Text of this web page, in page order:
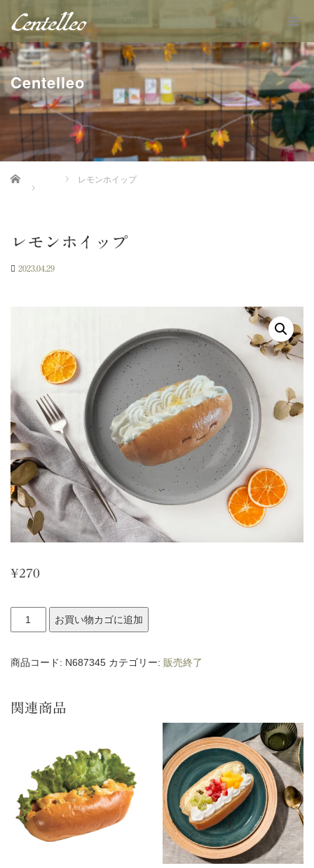
Centelleo
Home レモンホイップ
レモンホイップ
2023.04.29
¥270
ン
イ
お買い物カゴに追加
商品コード: N687345 カテゴリー: 販売終了
関連商品